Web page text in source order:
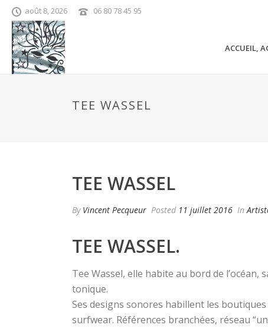
août 8, 2026 06 80 78 45 95
ACCUEIL,
TEE WASSEL
TEE WASSEL
By Vincent Pecqueur Posted 11 juillet 2016 In
TEE WASSEL.
Tee Wassel, elle habite au bord de l’océan,
tonique.
Ses designs sonores habillent les
surfwear. Références branchées, réseau